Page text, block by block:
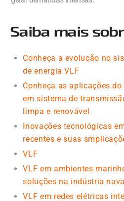
Saiba mais
Conheça a evolução no
de energia VLF
Conheça as aplicações
em sistema de
limpa e renovável
Inovações tecnológicas
recentes e suas
VLF
VLF em ambientes
soluções na indústria naval
VLF em redes elétricas